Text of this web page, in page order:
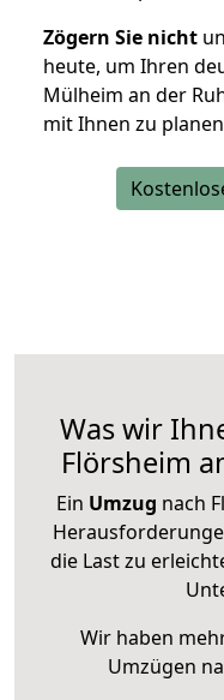
Zögern Sie nicht
heute, um Ihren
Mülheim an der
mit Ihnen zu
Was wir
Flörsheim
Ein Umzug nach
die Last zu
Wir haben
Umzügen